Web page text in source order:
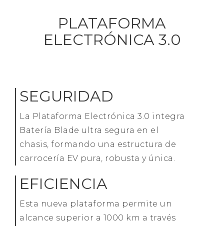
PLATAFORMA
ELECTRÓNICA 3.0
SEGURIDAD
La Plataforma Electrónica 3.0 integra
Batería Blade ultra segura en el
chasis, formando una estructura de
carrocería EV pura, robusta y única.
EFICIENCIA
Esta nueva plataforma permite un
alcance superior a 1000 km a través